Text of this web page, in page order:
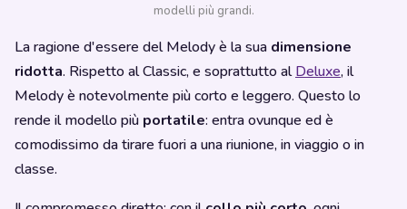
modelli più grandi.
La ragione d'essere del Melody è la sua dimensione
ridotta. Rispetto al Classic, e soprattutto alDeluxe, il
Melody è notevolmente più corto e leggero. Questo lo
rende il modello più portatile: entra ovunque ed è
comodissimo da tirare fuori a una riunione, in viaggio o in
classe.